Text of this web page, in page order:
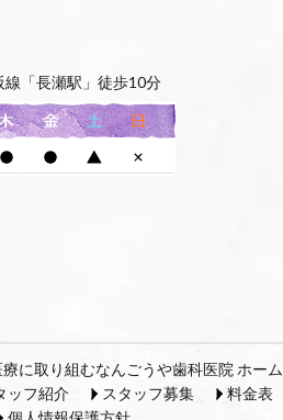
「長瀬駅」徒歩10分
に取り組むなんごうや歯科医院 ホーム
ッフ紹介 スタッフ募集 料金表